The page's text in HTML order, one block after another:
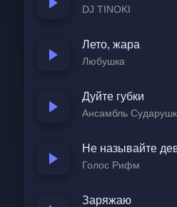
DJ TINOKI
Лето, жара
Любушка
Дуйте губки
Ансамбль
Голос Рифм
Заряжаю